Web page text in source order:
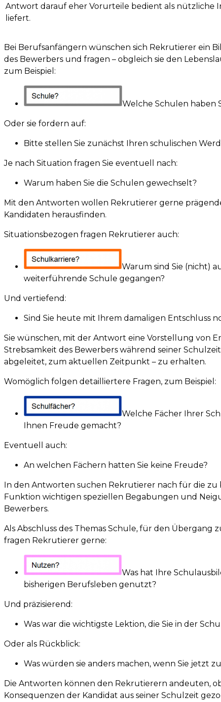
Antwort darauf eher Vorurteile bedient als nützliche
liefert.
Bei Berufsanfängern wünschen sich Rekrutierer ein
des Bewerbers und fragen – obgleich sie den
zum Beispiel:
Welche Schulen haben
Oder sie fordern auf:
Bitte stellen Sie zunächst Ihren schulischen
Je nach Situation fragen Sie eventuell nach:
Warum haben Sie die Schulen gewechselt?
Mit den Antworten wollen Rekrutierer gerne
Kandidaten herausfinden.
Situationsbezogen fragen Rekrutierer auch:
Warum sind Sie (nicht)
weiterführende Schule gegangen?
Und vertiefend:
Sind Sie heute mit Ihrem damaligen Entschluss
Sie wünschen, mit der Antwort eine Vorstellung von
Strebsamkeit des Bewerbers während seiner
abgeleitet, zum aktuellen Zeitpunkt – zu erhalten.
Womöglich folgen detailliertere Fragen, zum Beispiel:
Welche Fächer Ihrer
Ihnen Freude gemacht?
Eventuell auch:
An welchen Fächern hatten Sie keine Freude?
In den Antworten suchen Rekrutierer nach für die zu
Funktion wichtigen speziellen Begabungen und
Bewerbers.
Als Abschluss des Themas Schule, für den Übergang
fragen Rekrutierer gerne:
Was hat Ihre
bisherigen Berufsleben genutzt?
Und präzisierend:
Was war die wichtigste Lektion, die Sie in der
Oder als Rückblick:
Was würden sie anders machen, wenn Sie jetzt
Die Antworten können den Rekrutierern andeuten,
Konsequenzen der Kandidat aus seiner Schulzeit